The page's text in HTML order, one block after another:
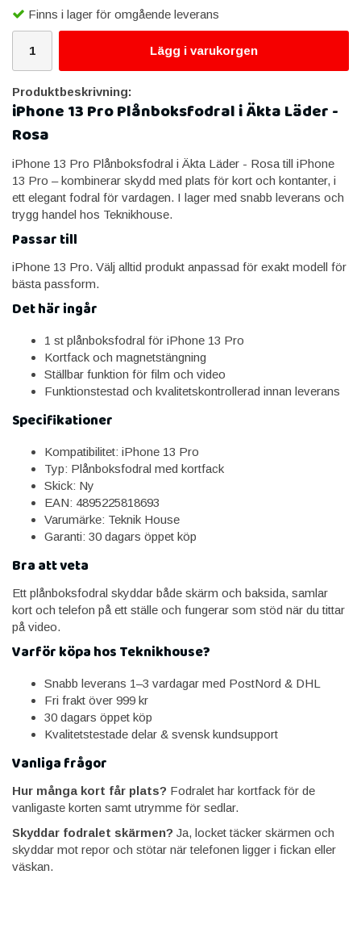
Finns i lager för omgående leverans
Lägg i varukorgen
Produktbeskrivning:
iPhone 13 Pro Plånboksfodral i Äkta Läder -
Rosa
iPhone 13 Pro Plånboksfodral i Äkta Läder - Rosa till iPhone
13 Pro – kombinerar skydd med plats för kort och kontanter, i
ett elegant fodral för vardagen. I lager med snabb leverans och
trygg handel hos Teknikhouse.
Passar till
iPhone 13 Pro. Välj alltid produkt anpassad för exakt modell för
bästa passform.
Det här ingår
1 st plånboksfodral för iPhone 13 Pro
Kortfack och magnetstängning
Ställbar funktion för film och video
Funktionstestad och kvalitetskontrollerad innan leverans
Specifikationer
Kompatibilitet: iPhone 13 Pro
Typ: Plånboksfodral med kortfack
Skick: Ny
EAN: 4895225818693
Varumärke: Teknik House
Garanti: 30 dagars öppet köp
Bra att veta
Ett plånboksfodral skyddar både skärm och baksida, samlar
kort och telefon på ett ställe och fungerar som stöd när du tittar
på video.
Varför köpa hos Teknikhouse?
Snabb leverans 1–3 vardagar med PostNord & DHL
Fri frakt över 999 kr
30 dagars öppet köp
Kvalitetstestade delar & svensk kundsupport
Vanliga frågor
Hur många kort får plats? Fodralet har kortfack för de
vanligaste korten samt utrymme för sedlar.
Skyddar fodralet skärmen? Ja, locket täcker skärmen och
skyddar mot repor och stötar när telefonen ligger i fickan eller
väskan.